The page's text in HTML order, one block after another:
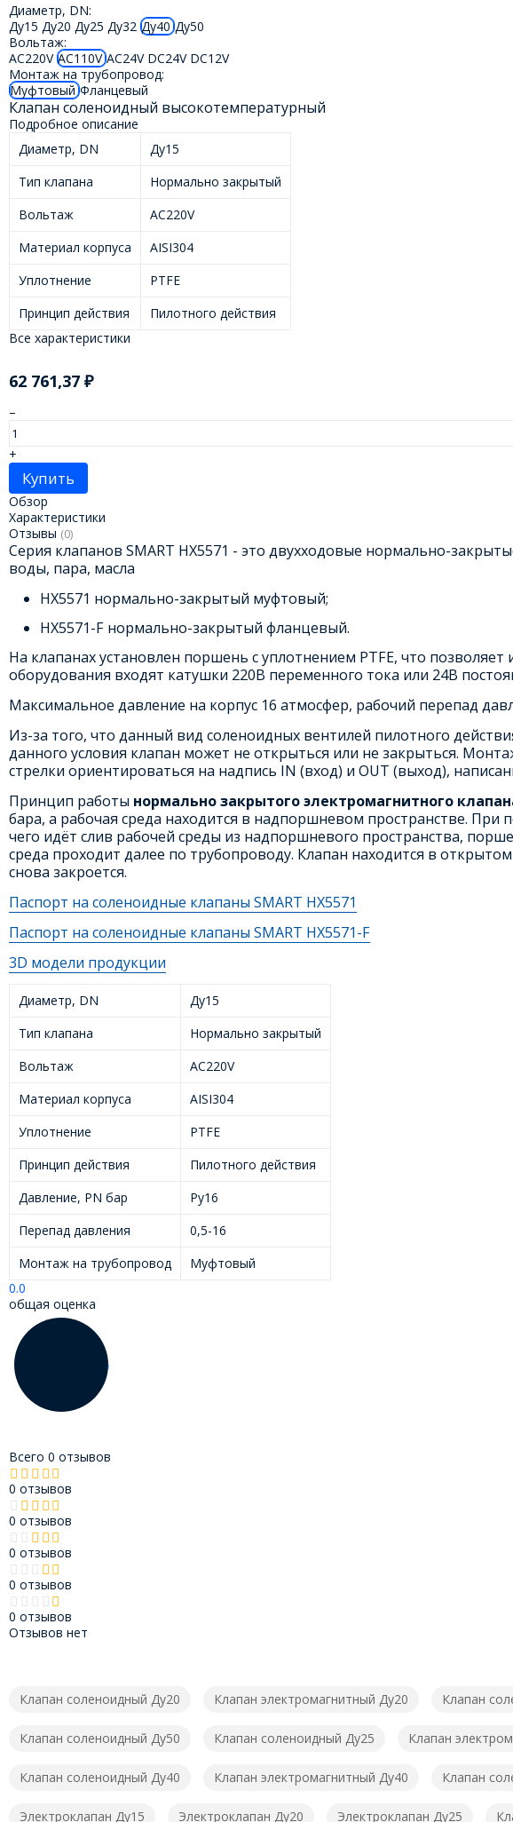
Диаметр, DN:
Ду15 Ду20 Ду25 Ду32 Ду40Ду50
Вольтаж:
AC220VAC110VAC24V DC24V DC12V
Монтаж на трубопровод:
МуфтовыйФланцевый
Клапан соленоидный высокотемпературный
Подробное описание
Диаметр, DN
Ду15
Тип клапана
Нормально закрытый
Вольтаж
AC220V
Материал корпуса
AISI304
Уплотнение
PTFE
Принцип действия
Пилотного действия
Все характеристики
62 761,37 ₽
–
+
Купить
Обзор
Характеристики
Отзывы (0)
Серия клапанов SMART HX5571 - это двухходовые нормально-
воды, пара, масла
HX5571 нормально-закрытый муфтовый;
HX5571-F нормально-закрытый фланцевый.
На клапанах установлен поршень с уплотнением PTFE, что
оборудования входят катушки 220В переменного тока или 24В
Максимальное давление на корпус 16 атмосфер, рабочий перепад
Из-за того, что данный вид соленоидных вентилей пилотного
данного условия клапан может не открыться или не закрыться.
стрелки ориентироваться на надпись IN (вход) и OUT (выход),
Принцип работы нормально закрытого электромагнитного
бара, а рабочая среда находится в надпоршневом пространстве. При
чего идёт слив рабочей среды из надпоршневого пространства,
среда проходит далее по трубопроводу. Клапан находится в
снова закроется.
Паспорт на соленоидные клапаны SMART HX5571
Паспорт на соленоидные клапаны SMART HX5571-F
3D модели продукции
Диаметр, DN
Ду15
Тип клапана
Нормально закрытый
Вольтаж
AC220V
Материал корпуса
AISI304
Уплотнение
PTFE
Принцип действия
Пилотного действия
Давление, PN бар
Ру16
Перепад давления
0,5-16
Монтаж на трубопровод
Муфтовый
0.0
общая оценка
Всего 0 отзывов
0 отзывов
0 отзывов
0 отзывов
0 отзывов
0 отзывов
Отзывов нет
Клапан соленоидный Ду20 Клапан электромагнитный Ду20 Клапан
Клапан соленоидный Ду50 Клапан соленоидный Ду25 Клапан
Клапан соленоидный Ду40 Клапан электромагнитный Ду40 Клапан
Электроклапан Ду15 Электроклапан Ду20 Электроклапан Ду25